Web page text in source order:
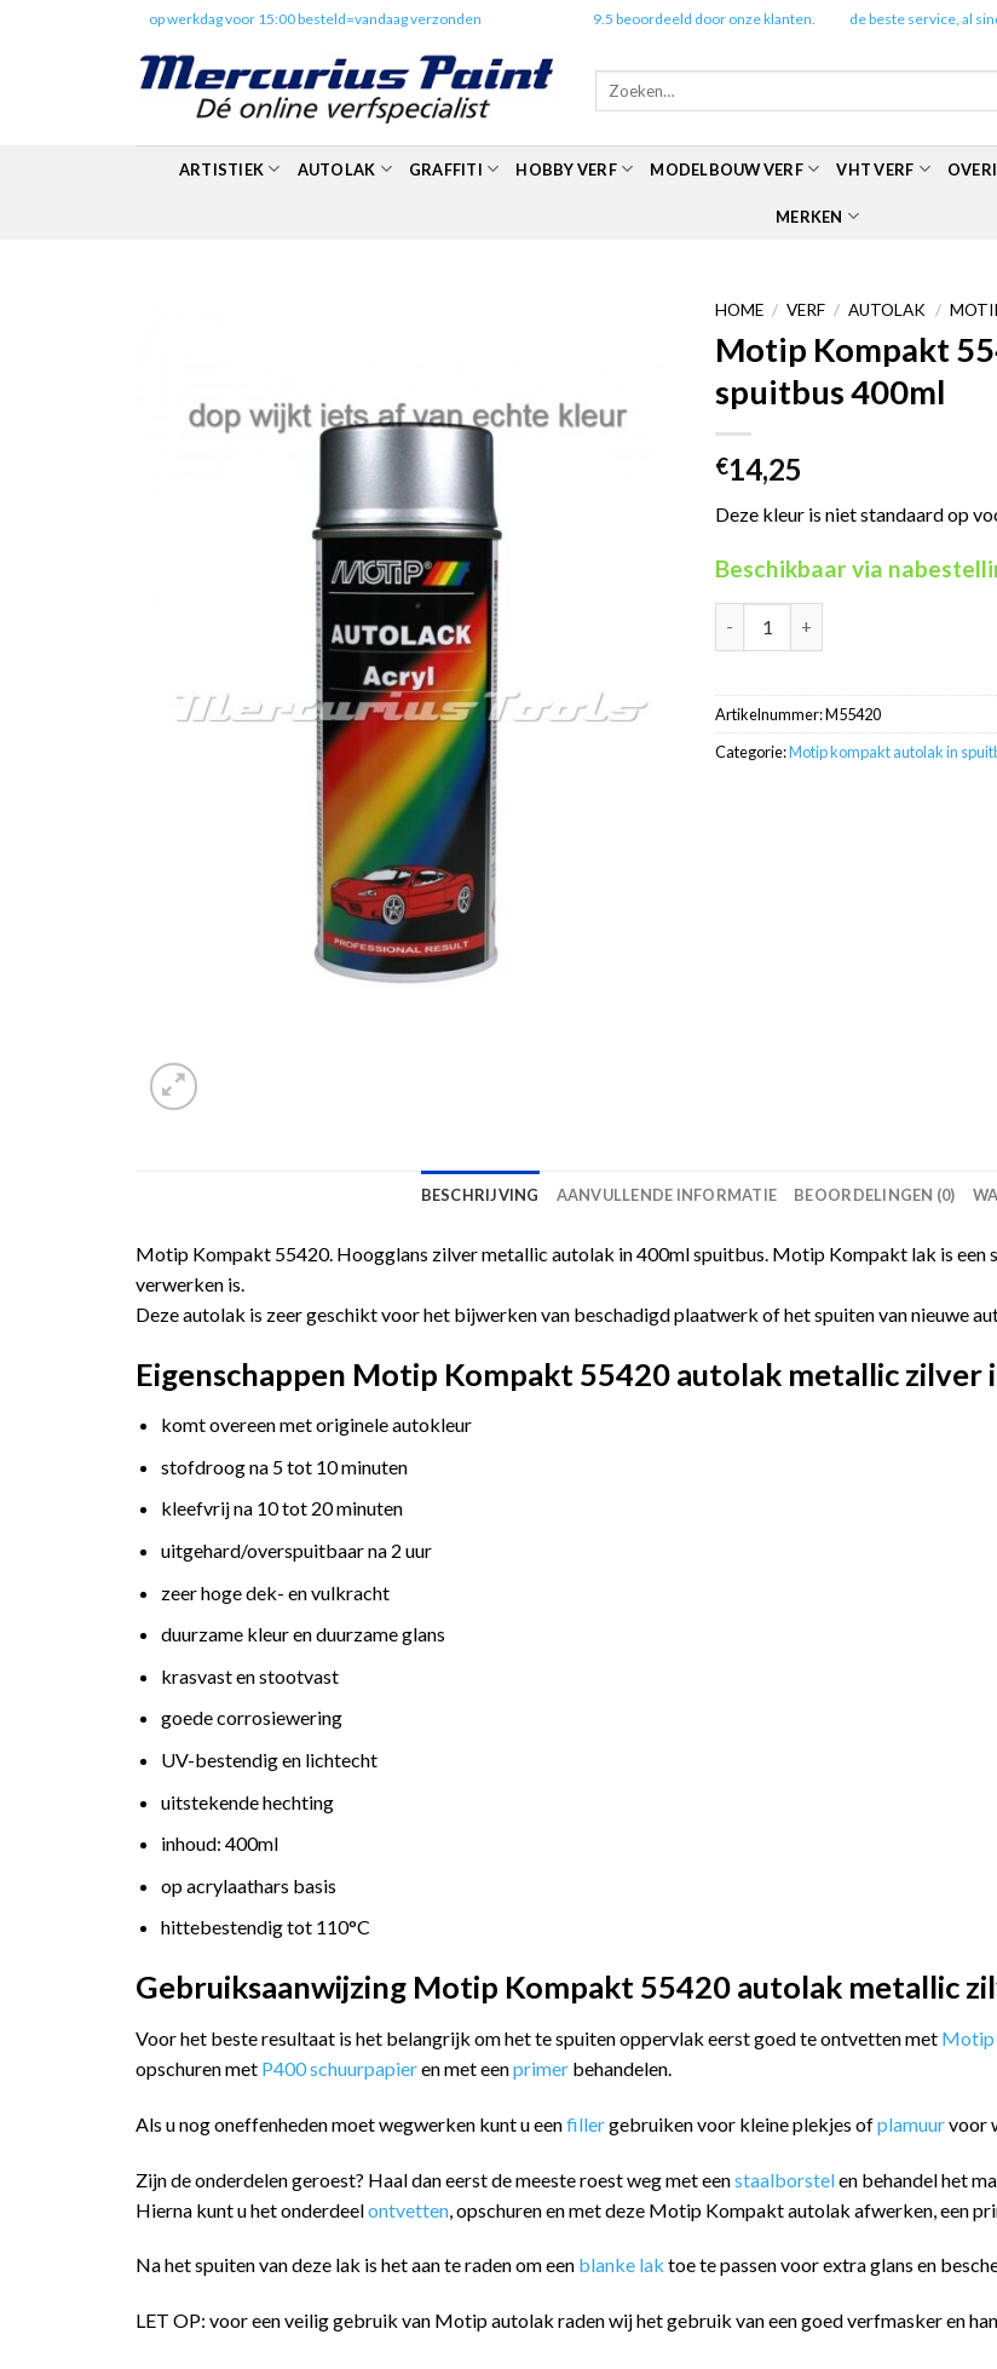
op werkdag voor 15:00 besteld=vandaag verzonden 9.5 beoordeeld door onze klanten. de beste service, al
Zoeken
ARTISTIEK AUTOLAK GRAFFITI HOBBY VERF MODELBOUW VERF VHT VERF
MERKEN
HOME / VERF / AUTOLAK /
Motip Kompakt
spuitbus 400ml
€14,25
Deze kleur is niet standaard op
Beschikbaar via
Artikelnummer:M55420
Categorie:Motip kompakt autolak in
BESCHRIJVING AANVULLENDE INFORMATIE BEOORDELINGEN (0)
Motip Kompakt 55420. Hoogglans zilver metallic autolak in 400ml spuitbus. Motip Kompakt lak is een
verwerken is.
Deze autolak is zeer geschikt voor het bijwerken van beschadigd plaatwerk of het spuiten van nieuwe
Eigenschappen Motip Kompakt 55420 autolak metallic zilver
komt overeen met originele autokleur
stofdroog na 5 tot 10 minuten
kleefvrij na 10 tot 20 minuten
uitgehard/overspuitbaar na 2 uur
zeer hoge dek- en vulkracht
duurzame kleur en duurzame glans
krasvast en stootvast
goede corrosiewering
UV-bestendig en lichtecht
uitstekende hechting
inhoud: 400ml
op acrylaathars basis
hittebestendig tot 110°C
Gebruiksaanwijzing Motip Kompakt 55420 autolak metallic
Voor het beste resultaat is het belangrijk om het te spuiten oppervlak eerst goed te ontvetten met Motip
opschuren met P400 schuurpapieren met eenprimer behandelen.
Als u nog oneffenheden moet wegwerken kunt u eenfillergebruiken voor kleine plekjes ofplamuurvoor
Zijn de onderdelen geroest? Haal dan eerst de meeste roest weg met eenstaalborstelen behandel het
Hierna kunt u het onderdeelontvetten , opschuren en met deze Motip Kompakt autolak afwerken, een
Na het spuiten van deze lak is het aan te raden om een blanke lak toe te passen voor extra glans en
LET OP: voor een veilig gebruik van Motip autolak raden wij het gebruik van een goed verfmasker en